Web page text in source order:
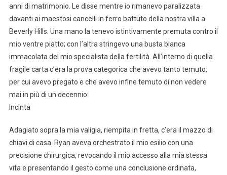
anni di matrimonio. Le disse mentre io rimanevo paralizzata
davanti ai maestosi cancelli in ferro battuto della nostra villa a
Beverly Hills. Una mano la tenevo istintivamente premuta contro il
mio ventre piatto; con l’altra stringevo una busta bianca
immacolata del mio specialista della fertilità. All’interno di quella
fragile carta c’era la prova categorica che avevo tanto temuto,
per cui avevo pregato e che avevo infine temuto di non vedere
mai in più di un decennio:
Incinta
Adagiato sopra la mia valigia, riempita in fretta, c’era il mazzo di
chiavi di casa. Ryan aveva orchestrato il mio esilio con una
precisione chirurgica, revocando il mio accesso alla mia stessa
vita e presentando il gesto come una conclusione ordinata,